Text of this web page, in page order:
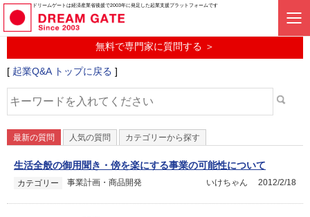
ドリームゲートは経済産業省後援で2003年に発足した起業支援プラットフォームです
起業に関するみんなの質問投稿サービス
起業Q&A
無料で専門家に質問する ＞
[ 起業Q&A トップに戻る ]
最新の質問 人気の質問 カテゴリーから探す
生活全般の御用聞き・傍を楽にする事業の可能性について
カテゴリー 事業計画・商品開発 2012/2/18
いけちゃん